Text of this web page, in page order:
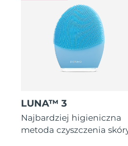
LUNA™ 3
Najbardziej higieniczna
metoda czyszczenia